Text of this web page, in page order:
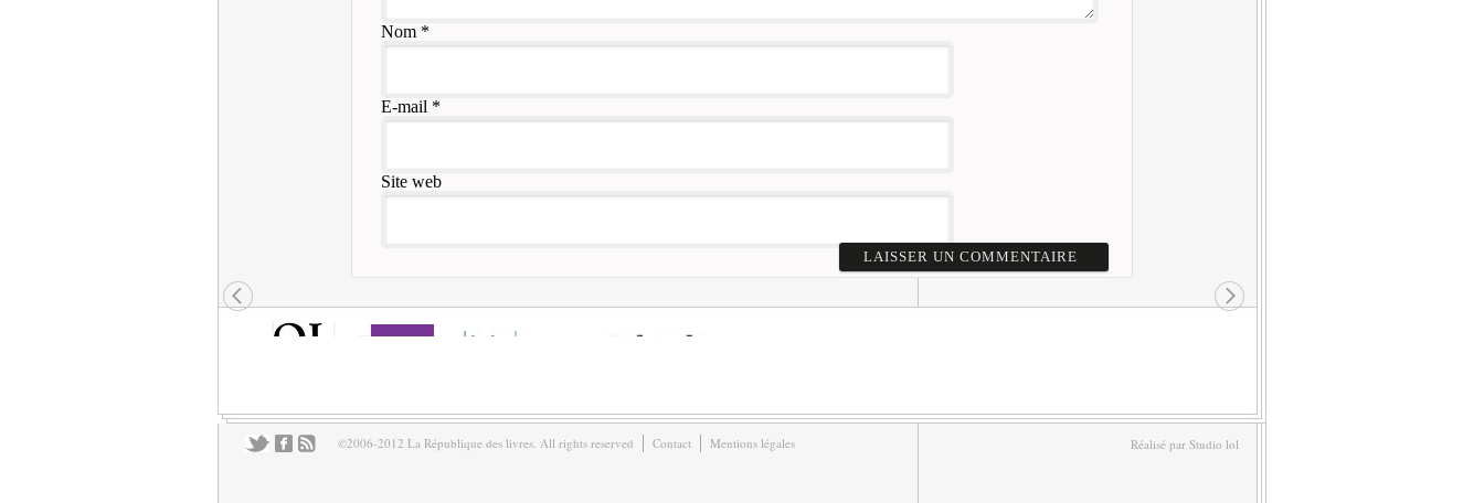
Nom*
E-mail *
Site web
Réalisé par Studio lol
©2006-2012 La République des livres. All rights reserved Contact Mentions légales